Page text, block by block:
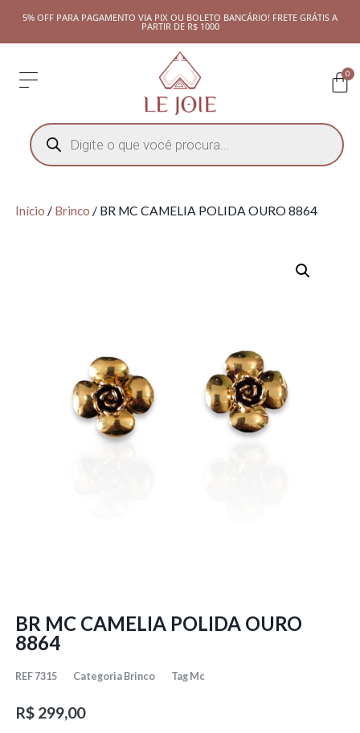
5% OFF PARA PAGAMENTO VIA PIX OU BOLETO BANCÁRIO! FRETE GRÁTIS A
PARTIR DE R$ 1000
0
Início / Brinco / BR MC CAMELIA POLIDA OURO 8864
BR MC CAMELIA POLIDA OURO
8864
REF 7315 Categoria Brinco Tag Mc
R$299,00